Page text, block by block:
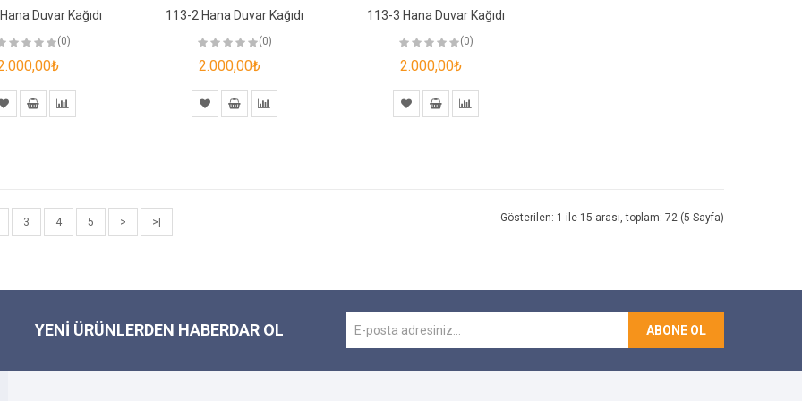
Duvar Kağıdı
(0)
113-2 Hana Duvar Kağıdı
(0)
2.000,00₺
113-3 Hana Duvar Kağıdı
(0)
2.000,00₺
3 4 5 > >| Gösterilen: 1 ile 15 arası, toplam: 72 (5 Sayfa)
YENI ÜRÜNLERDEN HABERDAR OL ABONE OL